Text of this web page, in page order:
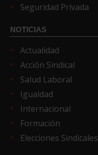
Seguridad Privada
NOTICIAS
Actualidad
Acción Sindical
Salud Laboral
Igualdad
Internacional
Formación
Elecciones Sindicales